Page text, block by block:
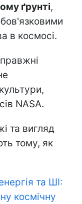
ґрунті,
в космосі.
NASA.
та вигляд
тому, як
та ШІ:
космічну